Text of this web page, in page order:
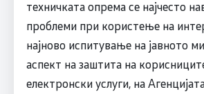
техничката опрема се најчесто
проблеми при користење на
најново испитување на јавното
аспект на заштита на
електронски услуги, на